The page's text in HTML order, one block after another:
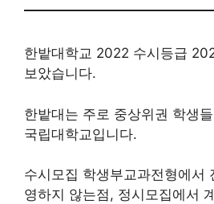
한밭대학교 2022 수시등급
보았습니다.
한밭대는 주로 중상위권 학생
국립대학교입니다.
수시모집 학생부교과전형에서
영하지 않는점, 정시모집에서